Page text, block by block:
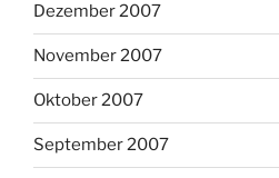
Dezember 2007
November 2007
Oktober 2007
September 2007